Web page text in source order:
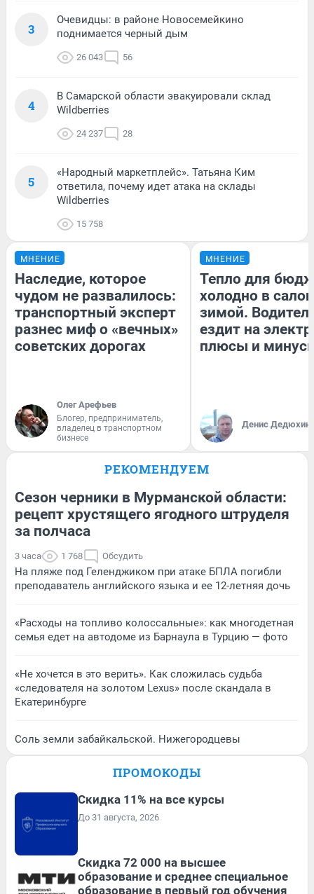
3
Очевидцы: в районе Новосемейкино
поднимается черный дым
26 043 56
4
В Самарской области эвакуировали склад
Wildberries
24 237 28
5
«Народный маркетплейс». Татьяна Ким
ответила, почему идет атака на склады
Wildberries
15 758
МНЕНИЕ
Наследие, которое
чудом не развалилось:
транспортный эксперт
разнес миф о «вечных»
советских дорогах
Олег Арефьев
Блогер, предприниматель,
владелец в транспортном
бизнесе
МНЕНИЕ
Тепло для
холодно в
зимой.
ездит на
плюсы и
Денис Дедюхин
РЕКОМЕНДУЕМ
Сезон черники в Мурманской области:
рецепт хрустящего ягодного штруделя
за полчаса
3 часа 1 768 Обсудить
На пляже под Геленджиком при атаке БПЛА погибли
преподаватель английского языка и ее 12-летняя дочь
«Расходы на топливо колоссальные»: как многодетная
семья едет на автодоме из Барнаула в Турцию — фото
«Не хочется в это верить». Как сложилась судьба
«следователя на золотом Lexus» после скандала в
Екатеринбурге
Соль земли забайкальской. Нижегородцевы
ПРОМОКОДЫ
Скидка 11% на все курсы
До 31 августа, 2026
Скидка 72 000 на высшее
образование и среднее специальное
образование в первый год обучения